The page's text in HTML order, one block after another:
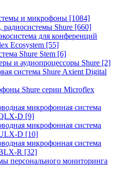
и микрофоны [1084]
Shure [660]
для конференций
Ecosystem [55]
Shure Stem [6]
и аудиопроцессоры Shure [2]
система Shure Axient Digital
Shure серии Microflex
микрофонная система
D [9]
микрофонная система
D [10]
микрофонная система
R [32]
персонального мониторинга